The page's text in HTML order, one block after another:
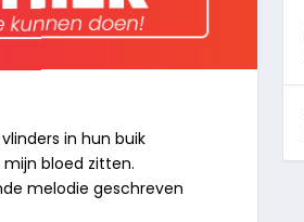
in hun buik
bloed zitten.
melodie geschreven